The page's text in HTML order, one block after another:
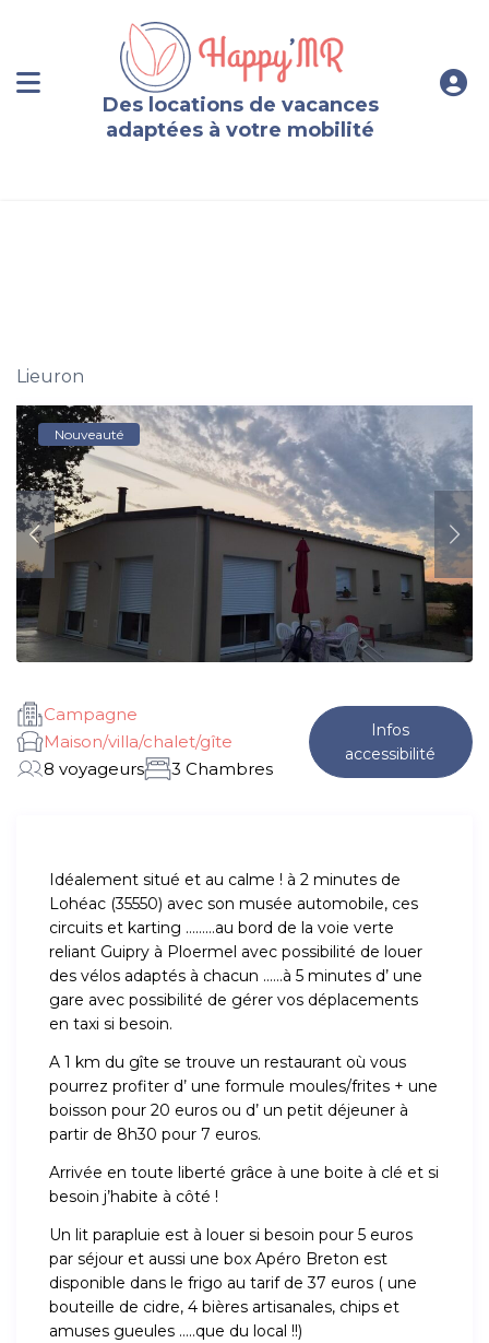
Des locations de vacances
adaptées à votre mobilité
Lieuron
Nouveauté
Campagne
Maison/villa/chalet/gîte
8 voyageurs
3 Chambres
Infos
accessibilité
Idéalement situé et au calme ! à 2 minutes de
Lohéac (35550) avec son musée automobile, ces
circuits et karting ………au bord de la voie verte
reliant Guipry à Ploermel avec possibilité de louer
des vélos adaptés à chacun ……à 5 minutes d’ une
gare avec possibilité de gérer vos déplacements
en taxi si besoin.
A 1 km du gîte se trouve un restaurant où vous
pourrez profiter d’ une formule moules/frites + une
boisson pour 20 euros ou d’ un petit déjeuner à
partir de 8h30 pour 7 euros.
Arrivée en toute liberté grâce à une boite à clé et si
besoin j’habite à côté !
Un lit parapluie est à louer si besoin pour 5 euros
par séjour et aussi une box Apéro Breton est
disponible dans le frigo au tarif de 37 euros ( une
bouteille de cidre, 4 bières artisanales, chips et
amuses gueules …..que du local !!)